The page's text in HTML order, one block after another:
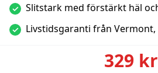
✓ Slitstark med förstärkt häl
✓ Livstidsgaranti från Vermont,
329 kr